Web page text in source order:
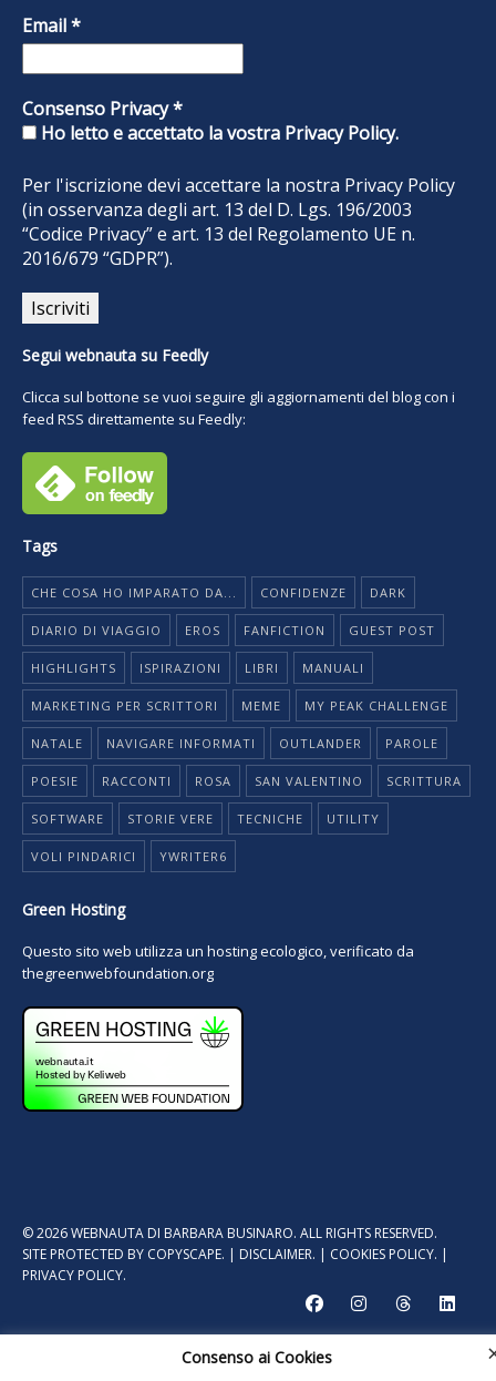
Email*
Consenso Privacy*
Ho letto e accettato la vostra Privacy Policy.
Per l'iscrizione devi accettare la nostra Privacy Policy
(in osservanza degli art. 13 del D. Lgs. 196/2003
“Codice Privacy” e art. 13 del Regolamento UE n.
2016/679 “GDPR”).
Segui webnauta su Feedly
Clicca sul bottone se vuoi seguire gli aggiornamenti del blog con i
feed RSS direttamente su Feedly:
Tags
CHE COSA HO IMPARATO DA... CONFIDENZE DARK
DIARIO DI VIAGGIO EROS FANFICTION GUEST POST
HIGHLIGHTS ISPIRAZIONI LIBRI MANUALI
MARKETING PER SCRITTORI MEME MY PEAK CHALLENGE
NATALE NAVIGARE INFORMATI OUTLANDER PAROLE
POESIE RACCONTI ROSA SAN VALENTINO SCRITTURA
SOFTWARE STORIE VERE TECNICHE UTILITY
VOLI PINDARICI YWRITER6
Green Hosting
Questo sito web utilizza un hosting ecologico, verificato da
thegreenwebfoundation.org
© 2026 WEBNAUTA DI BARBARA BUSINARO. ALL RIGHTS RESERVED.
SITE PROTECTED BY COPYSCAPE. | DISCLAIMER. | COOKIES POLICY. |
PRIVACY POLICY.
Consenso ai Cookies